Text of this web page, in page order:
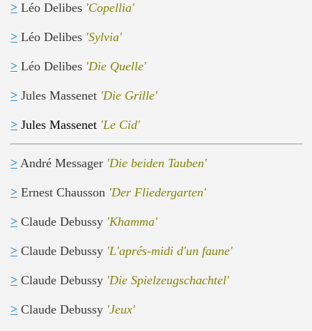
> Léo Delibes 'Copellia'
> Léo Delibes 'Sylvia'
> Léo Delibes 'Die Quelle'
> Jules Massenet 'Die Grille'
> Jules Massenet 'Le Cid'
> André Messager 'Die beiden Tauben'
> Ernest Chausson 'Der Fliedergarten'
> Claude Debussy 'Khamma'
> Claude Debussy 'L'aprés-midi d'un faune'
> Claude Debussy 'Die Spielzeugschachtel'
> Claude Debussy 'Jeux'